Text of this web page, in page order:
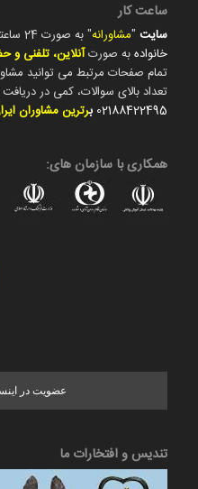
ساعت کار
سایت"مشاورانه" به صورت 24 ساعته در زمینه های
خانوادهبه صورتآنلاین، تلفنی و
تمام صفحات مرتبط می توانید
تعداد بالای سوالات، کمی در
02188422495 برترین مشاوران
همکاری با سازمان های:
عضویت در
تندیس و افتخارات ما